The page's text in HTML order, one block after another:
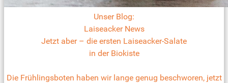
Unser Blog:
Laiseacker News
Jetzt aber – die ersten Laiseacker-Salate
in der Biokiste
Die Frühlingsboten haben wir lange genug beschworen, jetzt